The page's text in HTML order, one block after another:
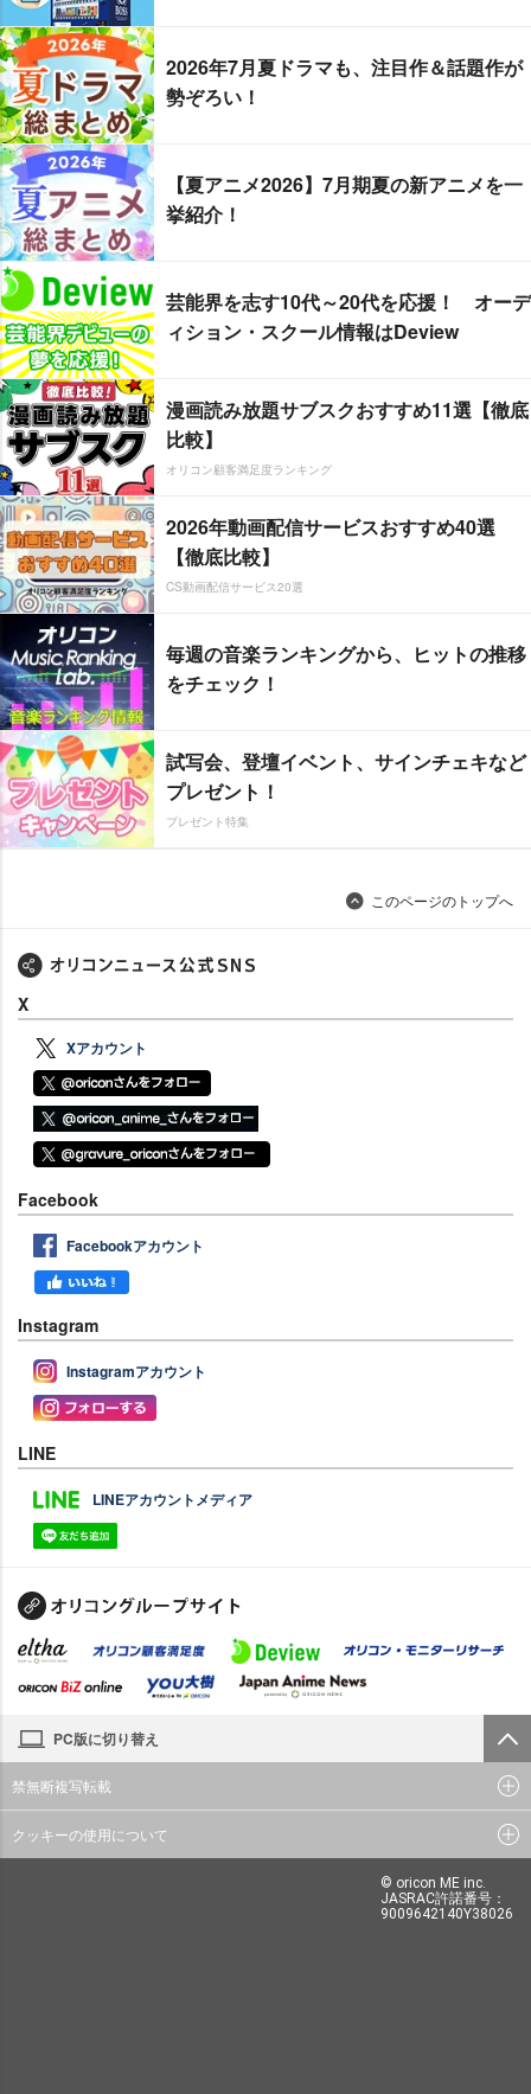
2026年7月夏ドラマも、注目作＆話題作が
勢ぞろい！
【夏アニメ2026】7月期夏の新アニメを一
挙紹介！
芸能界を志す10代～20代を応援！ オーデ
ィション・スクール情報はDeview
漫画読み放題サブスクおすすめ11選【徹底
比較】
オリコン顧客満足度ランキング
2026年動画配信サービスおすすめ40選
【徹底比較】
CS動画配信サービス20選
毎週の音楽ランキングから、ヒットの推移
をチェック！
試写会、登壇イベント、サインチェキなど
プレゼント！
プレゼント特集
このページのトップへ
X
Xアカウント
Facebook
Facebookアカウント
Instagram
Instagramアカウント
LINE
LINEアカウントメディア
PC版に切り替え
禁無断複写転載
クッキーの使用について
© oricon ME inc.
JASRAC許諾番号：
9009642140Y38026